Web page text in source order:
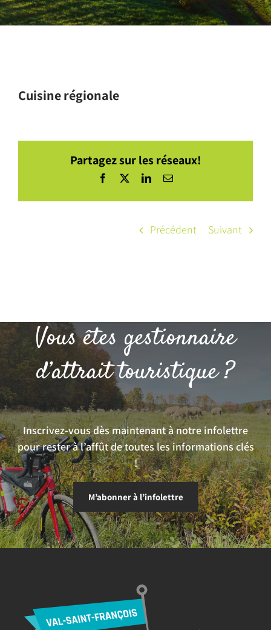
Cuisine régionale
Partagez sur les réseaux!
Facebook LinkedInCourriel
Précédent Suivant
Vous êtes gestionnaire
d’attrait touristique ?
Inscrivez-vous dès maintenant à notre infolettre
pour rester à l’affût de toutes les informations clés
!
M’abonner à l’infolettre